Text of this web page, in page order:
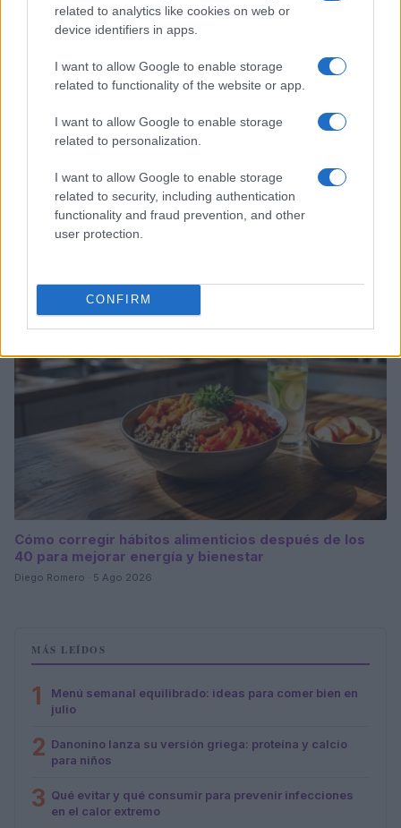
related to analytics like cookies on web or
device identifiers in apps.
I want to allow Google to enable storage
related to functionality of the website or app.
I want to allow Google to enable storage
related to personalization.
I want to allow Google to enable storage
related to security, including authentication
functionality and fraud prevention, and other
user protection.
CONFIRM
Explorando la temporada de hongos: guía completa
del Hongosto
SALUD Y ALIMENTACIÓN
Cómo corregir hábitos alimenticios después de los
40 para mejorar energía y bienestar
Diego Romero · 5 Ago 2026
MÁS LEÍDOS
1
Menú semanal equilibrado: ideas para comer bien en
julio
2 Danonino lanza su versión griega: proteína y calcio
para niños
3 Qué evitar y qué consumir para prevenir infecciones
en el calor extremo